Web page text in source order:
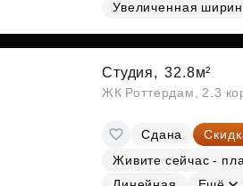
СубсидииУвеличенная
Студия, 32.8м²
ЖК Роттердам, 2.3
Сдана
Живите сейчас -